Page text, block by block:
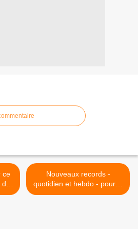
Nouveaux records -
quotidien et hebdo - pour le
programme Top Mecanic. >